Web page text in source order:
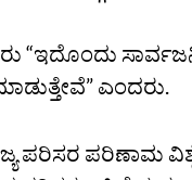
“ಇದೊಂದು
ಎಂದರು.
ಪರಿಸರ ಪರಿಣಾಮ